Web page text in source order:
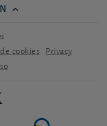
cookies Privacy